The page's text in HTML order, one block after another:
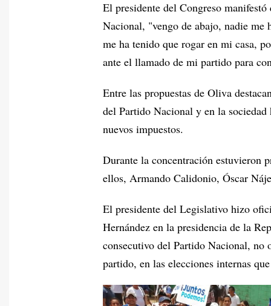
El presidente del Congreso
Nacional, "vengo de abajo, nadie me
me ha tenido que rogar en mi casa,
ante el llamado de mi partido para
Entre las propuestas de Oliva
del Partido Nacional y en la sociedad
nuevos impuestos.
Durante la concentración estuvieron
ellos, Armando Calidonio, Óscar
El presidente del Legislativo hizo
Hernández en la presidencia de la
consecutivo del Partido Nacional, no
partido, en las elecciones internas